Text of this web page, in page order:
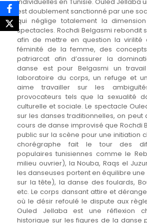
est doublement sanctionné par une
qui néglige totalement la
spectacles. Rochdi Belgasmi rebondit
afin de mettre en question la virilité
féminité de la femme, des
patriarcat afin d’assurer la
danse est pour Belgasmi un
laboratoire du corps, un refuge et
aime travailler sur les
provocateurs tels que la sexualité
culturelle et sociale. Le spectacle
sur les danses traditionnelles, on peut
cours de danse improvisé que Rochdi
public sur la scène pour une initiation
chorégraphe fait le tour des
populaires tunisiennes comme le
milieu ouvrier), la Nouba, Raqs el
les danseuses portent en équilibre une
sur la tête), la danse des foulards,
etc. Le corps dansant attire et
où le désir refoulé le dispute aux
Ouled Jellaba est une réflexion
historique sur les figures de la danse